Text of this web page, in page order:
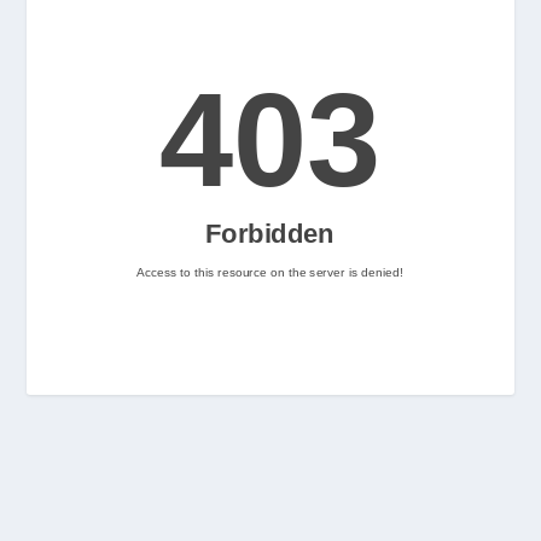
2
Nintenhype.Cat @nintenhype.cat
📅 Ja tenim aquí els
setmana? 👀